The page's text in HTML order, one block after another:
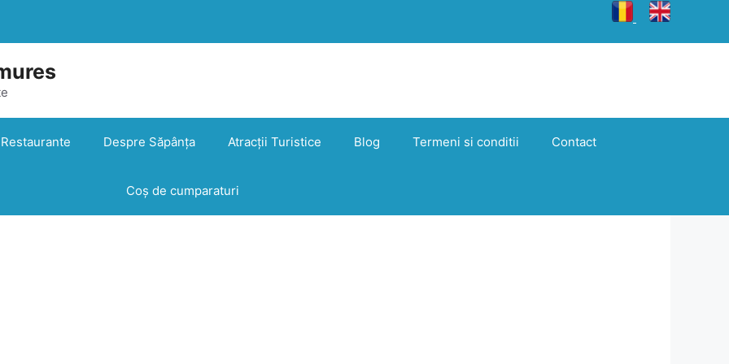
Restaurante Despre Săpânța Atracții Turistice Blog Termeni si conditii Contact
Coș de cumparaturi